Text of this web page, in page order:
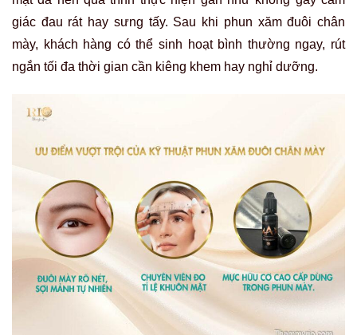
giác đau rát hay sưng tấy. Sau khi phun xăm đuôi chân
mày, khách hàng có thể sinh hoạt bình thường ngay, rút
ngắn tối đa thời gian cần kiêng khem hay nghỉ dưỡng.